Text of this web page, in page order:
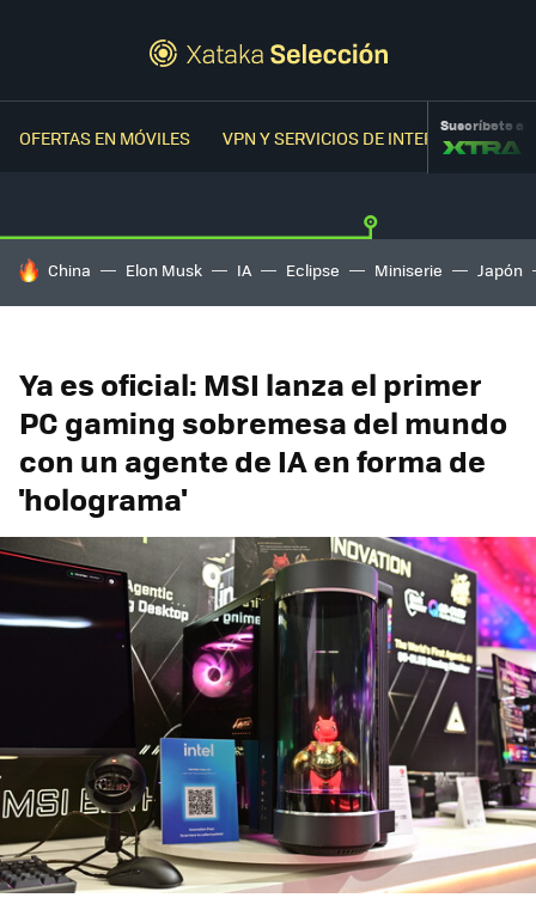
OFERTAS EN MÓVILES VPN Y SERVICIOS DE INTERNETSuscríbete a
HOY SE HABLA DE
China Elon Musk IA Eclipse Miniserie Japón
Ya es oficial: MSI lanza el primer
PC gaming sobremesa del mundo
con un agente de IA en forma de
'holograma'